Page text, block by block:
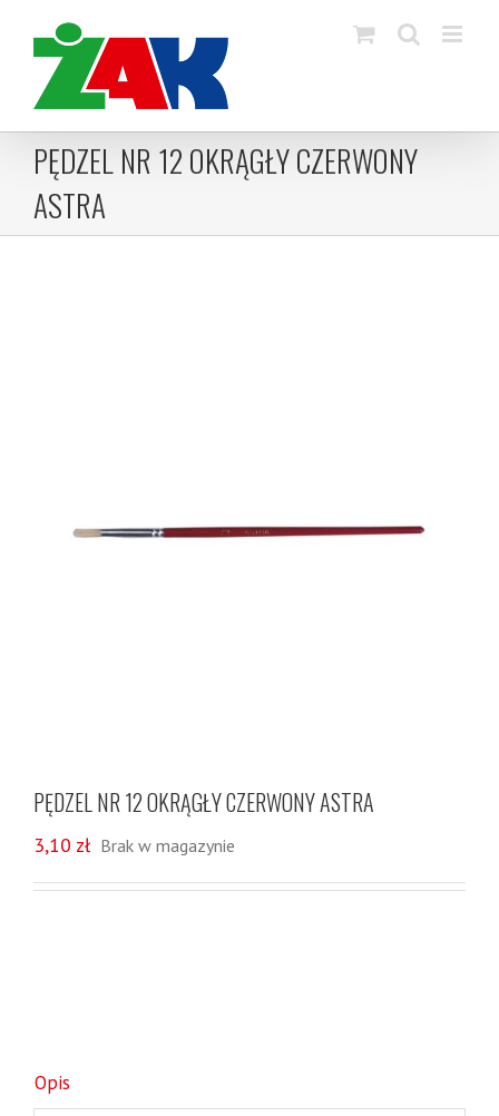
content
PĘDZEL NR 12 OKRĄGŁY CZERWONY
ASTRA
PĘDZEL NR 12 OKRĄGŁY CZERWONY ASTRA
3,10 zł Brak w magazynie
Opis